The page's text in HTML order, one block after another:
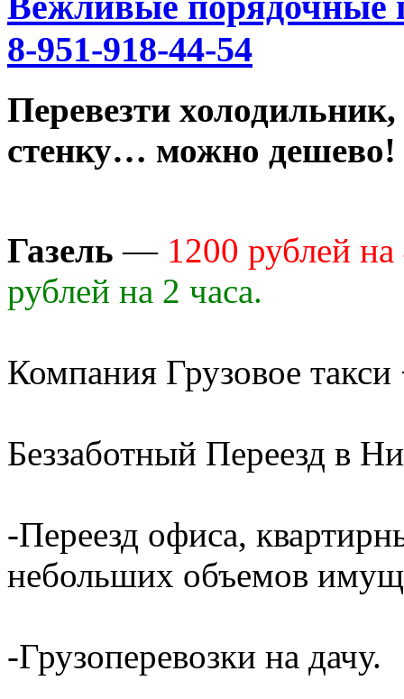
8-951-918-44-54
Перевезти
стенку… можно дешево!
Газель— 1200 рублей на
рублей на 2 часа.
Компания Грузовое
Беззаботный Переезд в
-Переезд офиса,
небольших объемов
-Грузоперевозки на дачу.